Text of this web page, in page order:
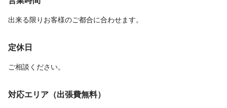
出来る限りお客様のご都合に合わせます。
定休日
ご相談ください。
対応エリア（出張費無料）